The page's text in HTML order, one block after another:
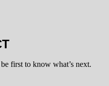
e first to know what’s next.